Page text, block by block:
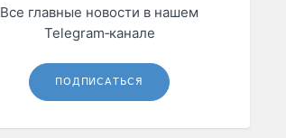
Все главные новости в нашем
Telegram‑канале
ПОДПИСАТЬСЯ